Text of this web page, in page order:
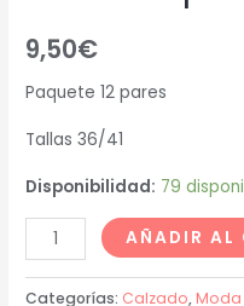
9,50€
Paquete 12 pares
Tallas 36/41
Disponibilidad: 79
AÑADIR AL
Categorías: Calzado,